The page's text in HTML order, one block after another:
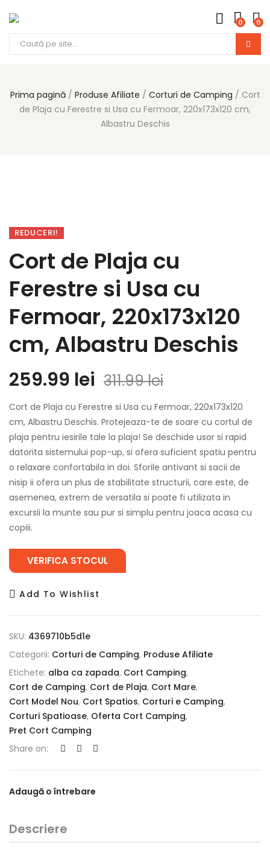
0 0
Products
Prima pagină Produse Afiliate Corturi de Camping
Cort
de Plaja cu Ferestre si Usa cu Fermoar, 220x173x120 cm,
Albastru Deschis
REDUCERI!
Cort de Plaja cu
Ferestre si Usa cu
Fermoar, 220x173x120
cm, Albastru Deschis
311.99leiPrețul
inițial
a
fost:
311.99 lei.
259.99 lei
Prețul
curent
este:
259.99 lei.
Cort de Plaja cu Ferestre si Usa cu Fermoar, 220x173x120
cm, Albastru Deschis. Protejeaza-te de soare cu cortul de
plaja pentru iesirile tale la plaja! Se deschide usor si rapid
datorita sistemului pop-up, si ofera suficient spatiu pentru
o relaxare confortabila in doi. Sforile antivant si sacii de
nisip ii ofera un plus de stabilitate structurii, care este, de
asemenea, extrem de versatila si poate fi utilizata in
excursii la munte sau pur si simplu pentru joaca acasa cu
copiii.
VERIFICA STOCUL
Add To Wishlist
SKU: 4369710b5d1e
Categorii: Corturi de Camping, Produse Afiliate
Etichete: alba ca zapada, Cort Camping,
Cort de Camping, Cort de Plaja, Cort Mare,
Cort Model Nou, Cort Spatios, Corturi e Camping,
Corturi Spatioase, Oferta Cort Camping,
Pret Cort Camping
Share on:
Adaugă o întrebare
Descriere